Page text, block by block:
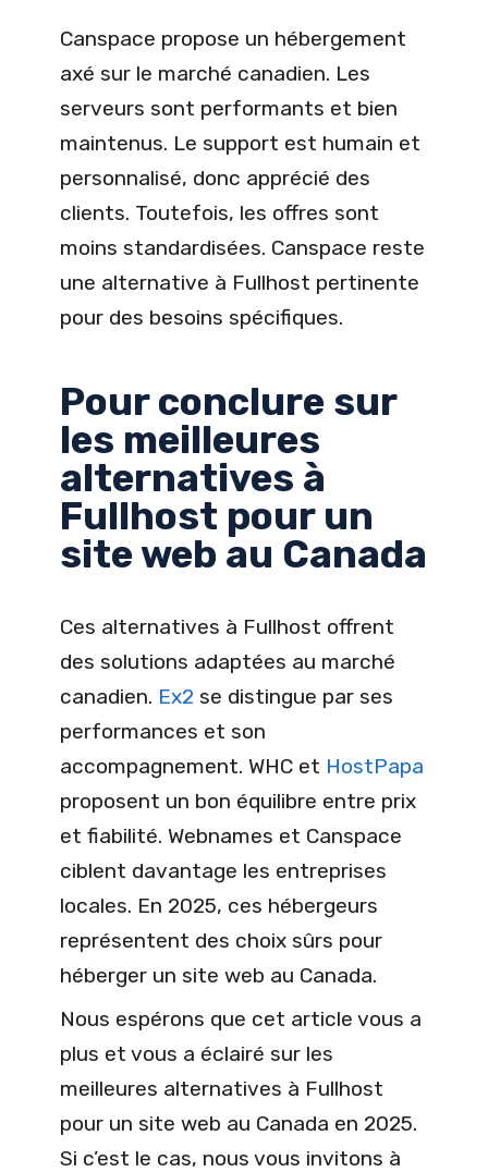
Canspace propose un hébergement
axé sur le marché canadien. Les
serveurs sont performants et bien
maintenus. Le support est humain et
personnalisé, donc apprécié des
clients. Toutefois, les offres sont
moins standardisées. Canspace reste
une alternative à Fullhost pertinente
pour des besoins spécifiques.
Pour conclure sur
les meilleures
alternatives à
Fullhost pour un
site web au Canada
Ces alternatives à Fullhost offrent
des solutions adaptées au marché
canadien. Ex2 se distingue par ses
performances et son
accompagnement. WHC et HostPapa
proposent un bon équilibre entre prix
et fiabilité. Webnames et Canspace
ciblent davantage les entreprises
locales. En 2025, ces hébergeurs
représentent des choix sûrs pour
héberger un site web au Canada.
Nous espérons que cet article vous a
plus et vous a éclairé sur les
meilleures alternatives à Fullhost
pour un site web au Canada en 2025.
Si c’est le cas, nous vous invitons à